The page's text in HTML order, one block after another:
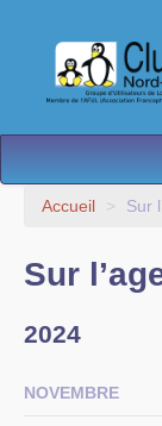
L’Association
Besoin d’Aide ?
Contact
Les antennes
Accueil > Sur
Sur
2024
NOVEMBRE